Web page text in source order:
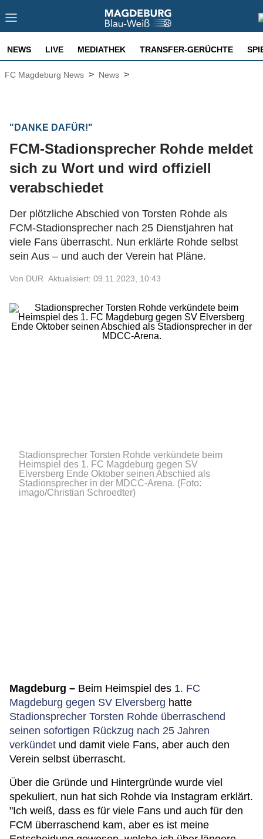
NEWS LIVE MEDIATHEK TRANSFER-GERÜCHTE
FC Magdeburg News > News >
"DANKE DAFÜR!"
FCM-Stadionsprecher Rohde meldet
sich zu Wort und wird offiziell
verabschiedet
Der plötzliche Abschied von Torsten Rohde als
FCM-Stadionsprecher nach 25 Dienstjahren hat
viele Fans überrascht. Nun erklärte Rohde selbst
sein Aus – und auch der Verein hat Pläne.
Von DUR Aktualisiert: 09.11.2023, 10:43
Stadionsprecher Torsten Rohde verkündete beim
Heimspiel des 1. FC Magdeburg gegen SV
Elversberg Ende Oktober seinen Abschied als
Stadionsprecher in der MDCC-Arena. (Foto:
imago/Christian Schroedter)
Magdeburg – Beim Heimspiel des 1. FC
Magdeburg gegen SV Elversberg hatte
Stadionsprecher Torsten Rohde überraschend
seinen sofortigen Rückzug nach 25 Jahren
verkündet und damit viele Fans, aber auch den
Verein selbst überrascht.
Über die Gründe und Hintergründe wurde viel
spekuliert, nun hat sich Rohde via Instagram erklärt.
"Ich weiß, dass es für viele Fans und auch für den
FCM überraschend kam, aber es ist meine